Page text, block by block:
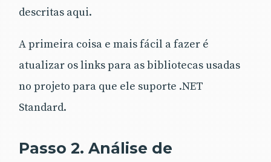
descritas aqui.
A primeira coisa e mais fácil a fazer é
atualizar os links para as bibliotecas usadas
no projeto para que ele suporte .NET
Standard.
Passo 2. Análise de